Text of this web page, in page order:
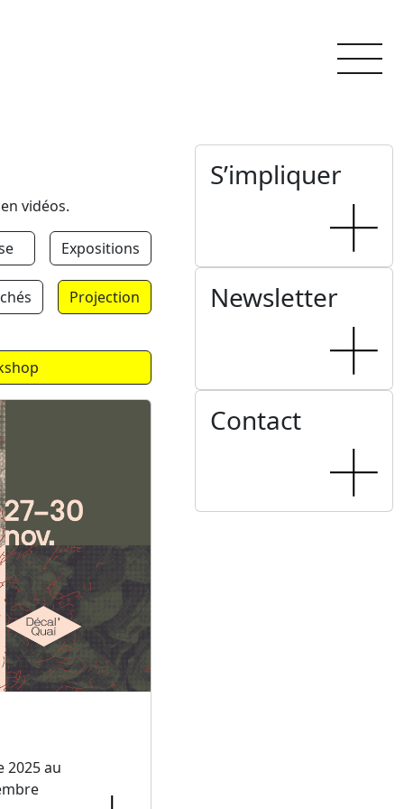
vidéos.
Expositions
Projection
2025 au
S’impliquer
Newsletter
Contact